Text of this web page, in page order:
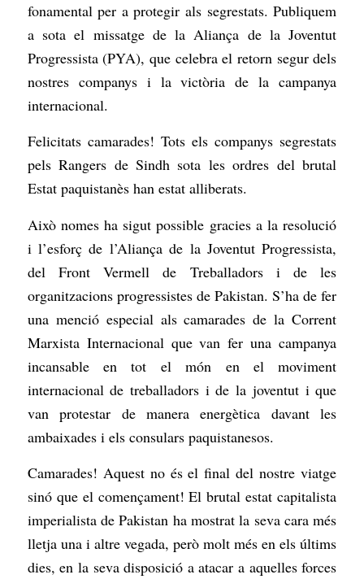
fonamental per a protegir als segrestats. Publiquem
a sota el missatge de la Aliança de la Joventut
Progressista (PYA), que celebra el retorn segur dels
nostres companys i la victòria de la campanya
internacional.
Felicitats camarades! Tots els companys segrestats
pels Rangers de Sindh sota les ordres del brutal
Estat paquistanès han estat alliberats.
Això nomes ha sigut possible gracies a la resolució
i l’esforç de l’Aliança de la Joventut Progressista,
del Front Vermell de Treballadors i de les
organitzacions progressistes de Pakistan. S’ha de fer
una menció especial als camarades de la Corrent
Marxista Internacional que van fer una campanya
incansable en tot el món en el moviment
internacional de treballadors i de la joventut i que
van protestar de manera energètica davant les
ambaixades i els consulars paquistanesos.
Camarades! Aquest no és el final del nostre viatge
sinó que el començament! El brutal estat capitalista
imperialista de Pakistan ha mostrat la seva cara més
lletja una i altre vegada, però molt més en els últims
dies, en la seva disposició a atacar a aquelles forces